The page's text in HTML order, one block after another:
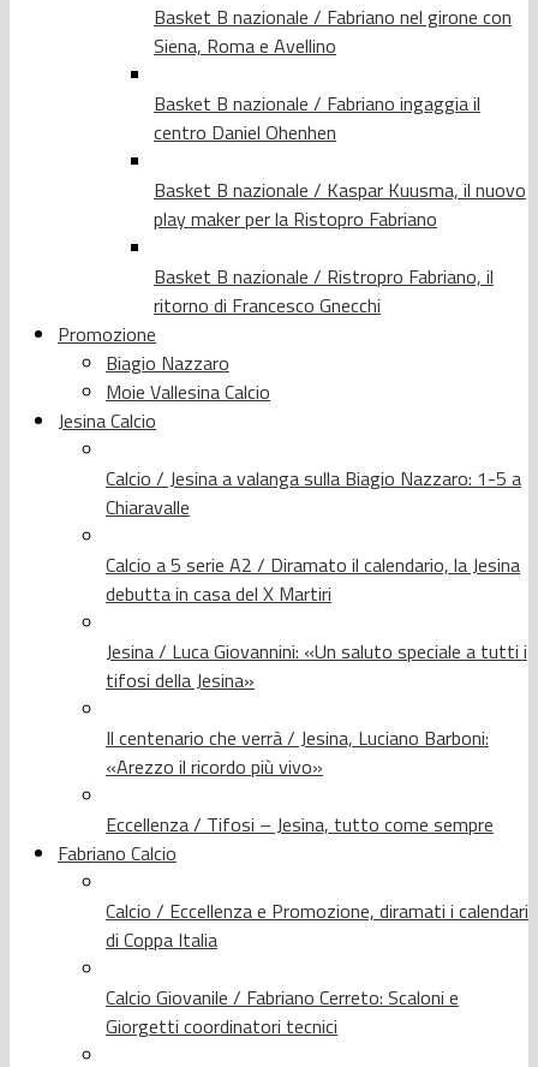
Basket B nazionale / Fabriano nel girone con
Siena, Roma e Avellino
Basket B nazionale / Fabriano ingaggia il
centro Daniel Ohenhen
Basket B nazionale / Kaspar Kuusma, il nuovo
play maker per la Ristopro Fabriano
Basket B nazionale / Ristropro Fabriano, il
ritorno di Francesco Gnecchi
Promozione
Biagio Nazzaro
Moie Vallesina Calcio
Jesina Calcio
Calcio / Jesina a valanga sulla Biagio Nazzaro: 1-5 a
Chiaravalle
Calcio a 5 serie A2 / Diramato il calendario, la Jesina
debutta in casa del X Martiri
Jesina / Luca Giovannini: «Un saluto speciale a tutti i
tifosi della Jesina»
Il centenario che verrà / Jesina, Luciano Barboni:
«Arezzo il ricordo più vivo»
Eccellenza / Tifosi – Jesina, tutto come sempre
Fabriano Calcio
Calcio / Eccellenza e Promozione, diramati i calendari
di Coppa Italia
Calcio Giovanile / Fabriano Cerreto: Scaloni e
Giorgetti coordinatori tecnici